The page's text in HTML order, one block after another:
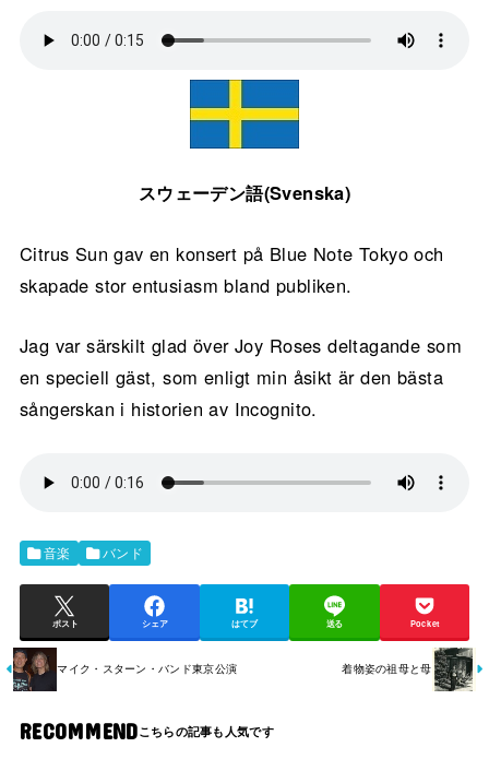
スウェーデン語(Svenska)
Citrus Sun gav en konsert på Blue Note Tokyo och
skapade stor entusiasm bland publiken.
Jag var särskilt glad över Joy Roses deltagande som
en speciell gäst, som enligt min åsikt är den bästa
sångerskan i historien av Incognito.
音楽 バンド
ポスト シェア はてブ 送る Pocket
マイク・スターン・バンド東京公演 着物姿の祖母と母
RECOMMEND